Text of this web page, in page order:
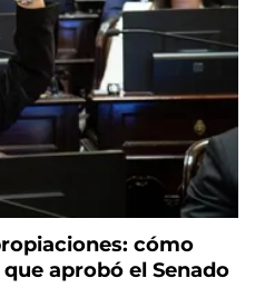
cómo
aprobó el Senado